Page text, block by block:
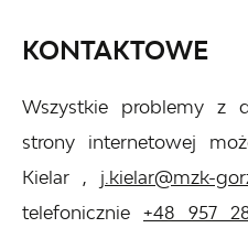
KONTAKTOWE
Wszystkie problemy z
strony internetowej
Kielar , j.kielar@mzk-
telefonicznie +48 957